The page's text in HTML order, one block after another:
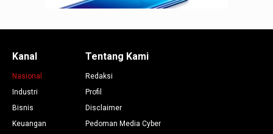
Kanal
Nasional
Industri
Bisnis
Keuangan
Tentang Kami
Redaksi
Profil
Disclaimer
Pedoman Media Cyber